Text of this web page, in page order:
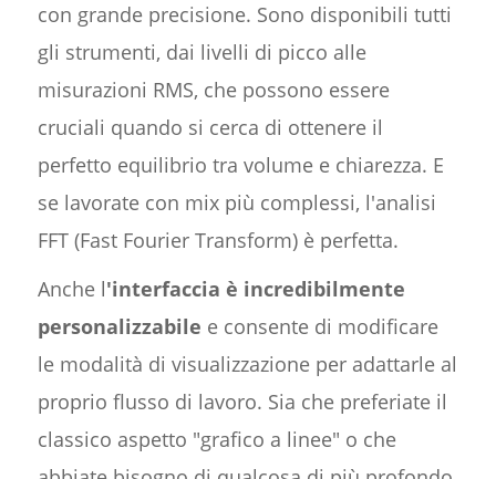
con grande precisione. Sono disponibili tutti
gli strumenti, dai livelli di picco alle
misurazioni RMS, che possono essere
cruciali quando si cerca di ottenere il
perfetto equilibrio tra volume e chiarezza. E
se lavorate con mix più complessi, l'analisi
FFT (Fast Fourier Transform) è perfetta.
Anche l'interfaccia è incredibilmente
personalizzabile e consente di modificare
le modalità di visualizzazione per adattarle al
proprio flusso di lavoro. Sia che preferiate il
classico aspetto "grafico a linee" o che